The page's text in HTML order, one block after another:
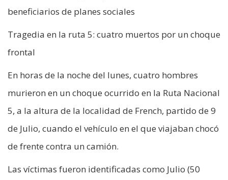
beneficiarios de planes sociales
Tragedia en la ruta 5: cuatro muertos por un choque
frontal
En horas de la noche del lunes, cuatro hombres
murieron en un choque ocurrido en la Ruta Nacional
5, a la altura de la localidad de French, partido de 9
de Julio, cuando el vehículo en el que viajaban chocó
de frente contra un camión.
Las víctimas fueron identificadas como Julio (50